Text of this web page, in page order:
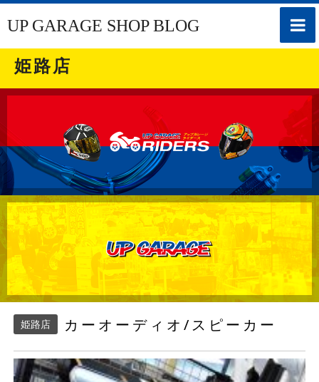
toggle
UP GARAGE SHOP BLOG
姫路店
姫路店 カーオーディオ/スピーカー